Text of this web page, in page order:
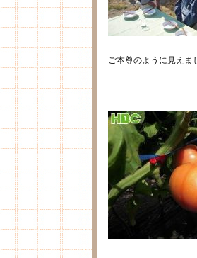
ご本尊のように見えま